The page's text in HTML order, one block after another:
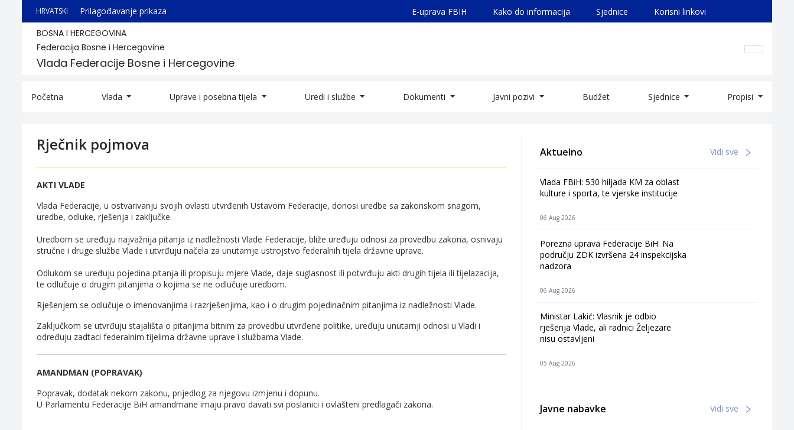
HRVATSKI Prilagođavanje prikaza E-uprava FBIH Kako do informacija Sjednice Korisni linkovi
BOSNA I HERCEGOVINA
Federacija Bosne i Hercegovine
Vlada Federacije Bosne i Hercegovine
Početna Vlada Uprave i posebna tijela Uredi i službe Dokumenti Javni pozivi Budžet Sjednice Propisi
Rječnik pojmova
AKTI VLADE
Vlada Federacije, u ostvarivanju svojih ovlasti utvrđenih Ustavom Federacije, donosi uredbe sa zakonskom snagom,
uredbe, odluke, rješenja i zaključke.
Uredbom se uređuju najvažnija pitanja iz nadležnosti Vlade Federacije, bliže uređuju odnosi za provedbu zakona, osnivaju
stručne i druge službe Vlade i utvrđuju načela za unutarnje ustrojstvo federalnih tijela državne uprave.
Odlukom se uređuju pojedina pitanja ili propisuju mjere Vlade, daje suglasnost ili potvrđuju akti drugih tijela ili tijelazacija,
te odlučuje o drugim pitanjima o kojima se ne odlučuje uredbom.
Rješenjem se odlučuje o imenovanjima i razrješenjima, kao i o drugim pojedinačnim pitanjima iz nadležnosti Vlade.
Zaključkom se utvrđuju stajališta o pitanjima bitnim za provedbu utvrđene politike, uređuju unutarnji odnosi u Vladi i
određuju zadtaci federalnim tijelima državne uprave i službama Vlade.
AMANDMAN (POPRAVAK)
Popravak, dodatak nekom zakonu, prijedlog za njegovu izmjenu i dopunu.
U Parlamentu Federacije BiH amandmane imaju pravo davati svi poslanici i ovlašteni predlagači zakona.
Aktuelno Vidi sve
Vlada FBiH: 530 hiljada KM za oblast
kulture i sporta, te vjerske institucije
06 Aug 2026
Porezna uprava Federacije BiH: Na
području ZDK izvršena 24 inspekcijska
nadzora
06 Aug 2026
Ministar Lakić: Vlasnik je odbio
rješenja Vlade, ali radnici Željezare
nisu ostavljeni
05 Aug 2026
Javne nabavke Vidi sve